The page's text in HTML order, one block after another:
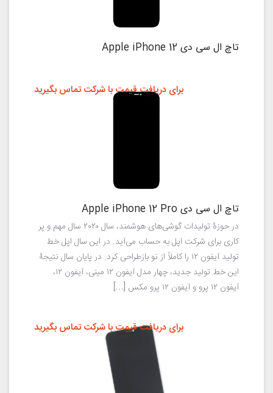
تاچ ال سی دی Apple iPhone 12
تاچ ال سی دی Apple iPhone 12 Pro
در حوزهٔ تولیدات گوشی‌های هوشمند، سال ۲۰۲۰ سال مهم و پر
کاری برای شرکت اپل به حساب می‌آید. در این سال اپل خط
تولید آیفون ۱۲ را کاملاً از نو بازطراحی کرد. در پایان سال نتیجهٔ
این خط تولید جدید، چهار مدل آیفون ۱۲ مینی، آیفون ۱۲،
آیفون ۱۲ پرو و آیفون ۱۲ پرو مکس […]
برای دریافت قیمت با شرکت تماس بگیرید
برای دریافت قیمت با شرکت تماس بگیرید